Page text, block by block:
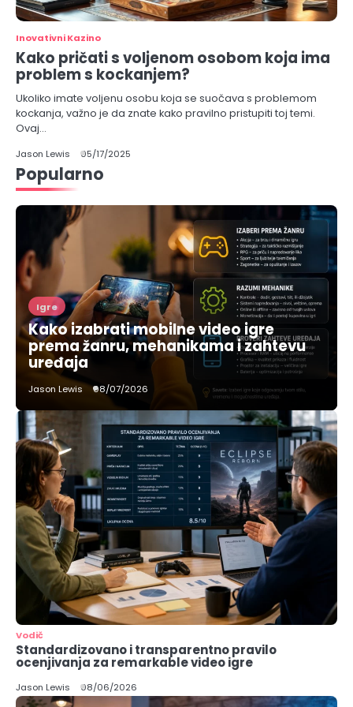
Inovativni Kazino
Kako pričati s voljenom osobom koja ima
problem s kockanjem?
Ukoliko imate voljenu osobu koja se suočava s problemom
kockanja, važno je da znate kako pravilno pristupiti toj temi.
Ovaj…
Jason Lewis 05/17/2025
Popularno
Igre
Kako izabrati mobilne video igre
prema žanru, mehanikama i zahtevu
uređaja
Jason Lewis 08/07/2026
Vodič
Standardizovano i transparentno pravilo
ocenjivanja za remarkable video igre
Jason Lewis 08/06/2026